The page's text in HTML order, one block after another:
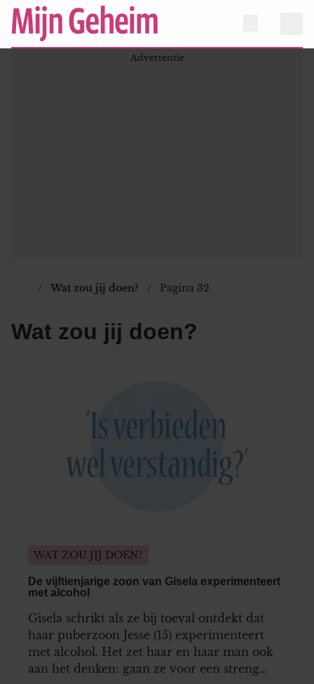
Wat zou jij doen? Pagina 32
Wat zou jij doen?
WAT ZOU JIJ DOEN?
De vijftienjarige zoon van Gisela experimenteert
met alcohol
Gisela schrikt als ze bij toeval ontdekt dat
haar puberzoon Jesse (15) experimenteert
met alcohol. Het zet haar en haar man ook
aan het denken: gaan ze voor een streng